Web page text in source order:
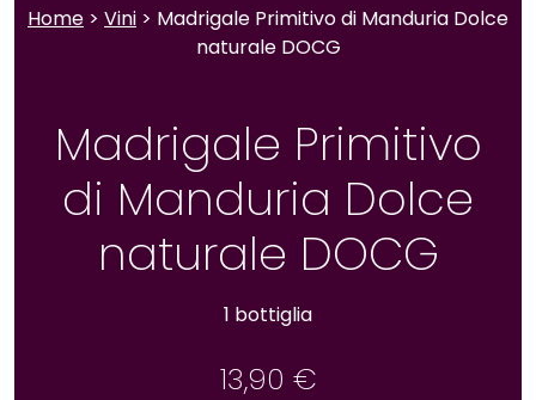
Home > Vini > Madrigale Primitivo di Manduria Dolce
naturale DOCG
Madrigale Primitivo
di Manduria Dolce
naturale DOCG
1 bottiglia
13,90 €